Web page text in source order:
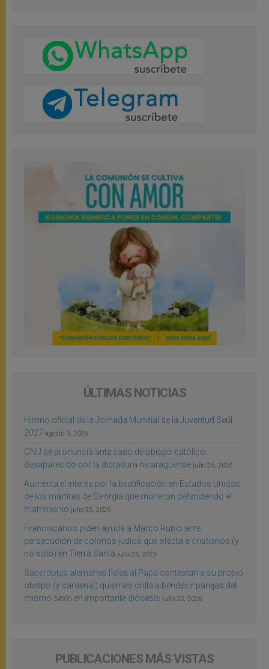
ÚLTIMAS NOTICIAS
Himno oficial de la Jornada Mundial de la Juventud Seúl
2027 agosto 3, 2026
ONU se pronuncia ante caso de obispo católico
desaparecido por la dictadura nicaragüense julio 25, 2026
Aumenta el interés por la beatificación en Estados Unidos
de los mártires de Georgia que murieron defendiendo el
matrimonio julio 25, 2026
Franciscanos piden ayuda a Marco Rubio ante
persecución de colonos judíos que afecta a cristianos (y
no sólo) en Tierra Santa julio 25, 2026
Sacerdotes alemanes fieles al Papa contestan a su propio
obispo (y cardenal) quien les orilla a bendecir parejas del
mismo sexo en importante diócesis julio 25, 2026
PUBLICACIONES MÁS VISTAS